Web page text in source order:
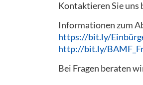
Kontaktieren Sie uns
Informationen zum
https://bit.ly/
http://bit.ly/
Bei Fragen beraten